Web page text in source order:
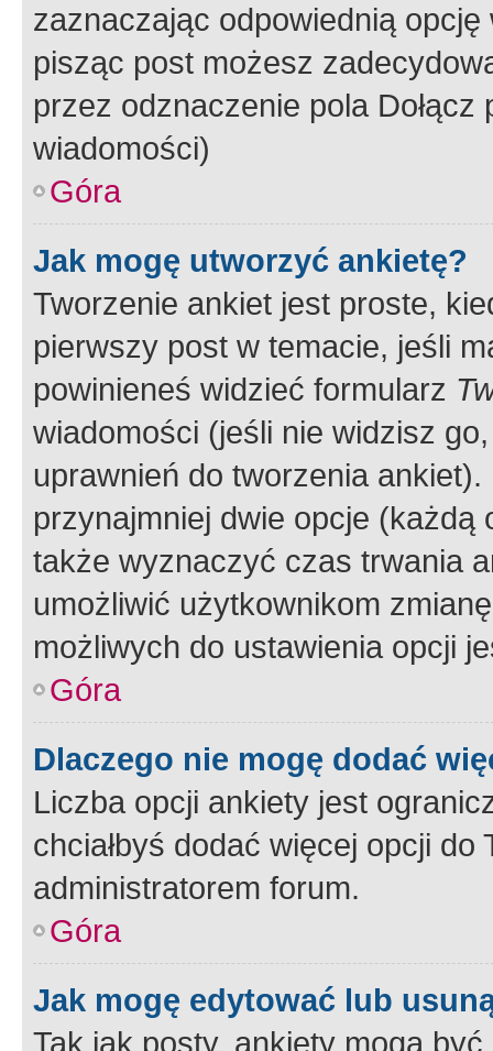
zaznaczając odpowiednią
pisząc post możesz
przez odznaczenie pola
wiadomości)
Góra
Jak mogę utworzyć ankietę?
Tworzenie ankiet jest proste,
pierwszy post w temacie, jeśli
powinieneś widzieć formularz
wiadomości (jeśli nie widzisz
uprawnień do tworzenia
przynajmniej dwie opcje
także wyznaczyć czas trwania
umożliwić użytkownikom
możliwych do ustawienia opcji
Góra
Dlaczego nie mogę dodać
Liczba opcji ankiety jest
chciałbyś dodać więcej opcji
administratorem forum.
Góra
Jak mogę edytować lub
Tak jak posty, ankiety mogą